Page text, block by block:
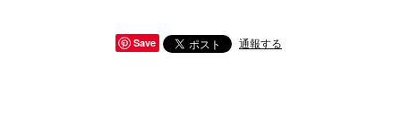
Save 通報する